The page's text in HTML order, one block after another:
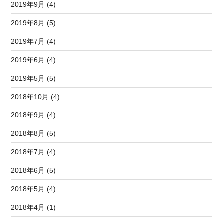
2019年9月 (4)
2019年8月 (5)
2019年7月 (4)
2019年6月 (4)
2019年5月 (5)
2018年10月 (4)
2018年9月 (4)
2018年8月 (5)
2018年7月 (4)
2018年6月 (5)
2018年5月 (4)
2018年4月 (1)